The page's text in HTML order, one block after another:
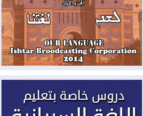
2026-08-05
حرائق فرنسا.. توقيف 402
شخص بينهم 156 قاصرا منذ بداية موسم
الحرائق
2026-08-04سومو: إنتاج النفط في إقليم
كوردستان انخفض إلى أقل من 10%
ملفات حقبة الكاظمي تعود إلى
الواجهة.. أنباء عن مراجعات قضائية
وتحقيقات أوسع في قضايا فساد